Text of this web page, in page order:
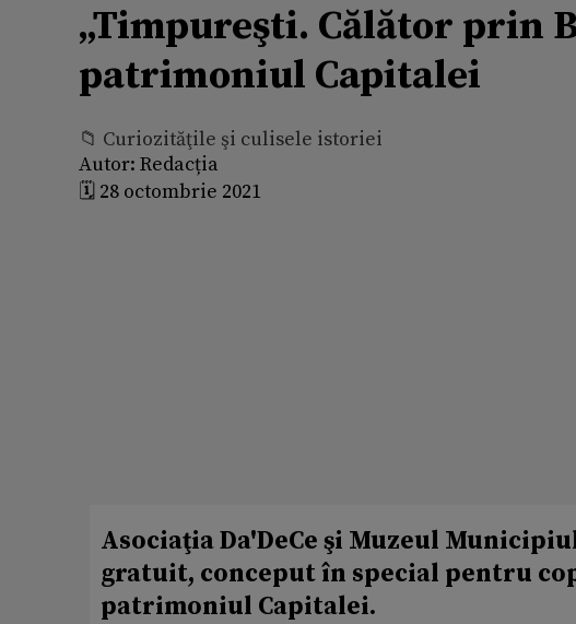
„Timpureşti. Călător prin
patrimoniul Capitalei
📁 Curiozităţile şi culisele istoriei
Autor: Redacția
🗓️ 28 octombrie 2021
Asociaţia Da'DeCe şi Muzeul
gratuit, conceput în special pentru
patrimoniul Capitalei.